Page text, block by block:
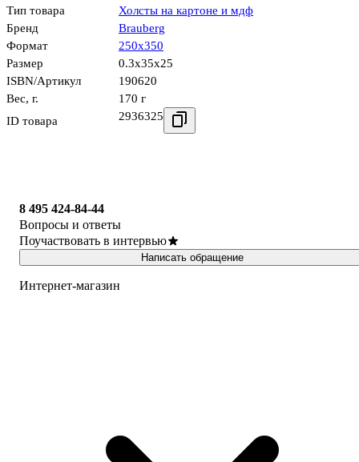
Тип товара
Холсты на картоне и мдф
Бренд
Brauberg
Формат
250х350
Размер
0.3x35x25
ISBN/Артикул
190620
Вес, г.
170 г
ID товара
2936325
8 495 424-84-44
Вопросы и ответы
Поучаствовать в интервью
Написать обращение
Интернет-магазин